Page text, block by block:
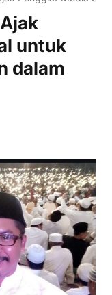
untuk
dalam